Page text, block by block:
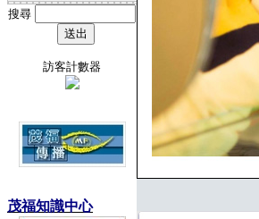
搜尋
訪客計數器
茂福知識中心